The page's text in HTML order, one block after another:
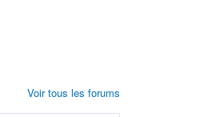
Voir tous les forums